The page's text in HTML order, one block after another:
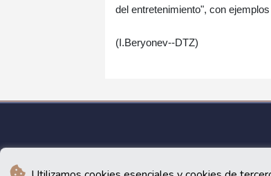
del entretenimiento", con
(I.Beryonev--DTZ)